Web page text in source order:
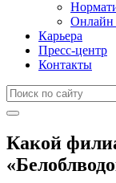
Онлайн
Карьера
Пресс-центр
Контакты
Какой